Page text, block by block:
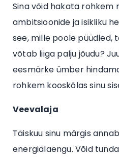
Sina võid hakata rohkem
ambitsioonide ja isikliku
see, mille poole püüdled,
võtab liiga palju jõudu?
eesmärke ümber
rohkem kooskõlas sinu
Veevalaja
Täiskuu sinu märgis
energialaengu. Võid